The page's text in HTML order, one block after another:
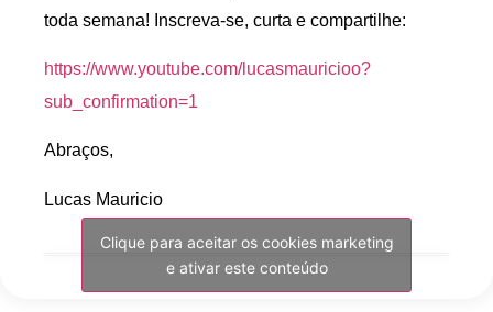
toda semana! Inscreva-se, curta e compartilhe:
https://www.youtube.com/lucasmauricioo?
sub_confirmation=1
Abraços,
Lucas Mauricio
Clique para aceitar os cookies marketing
e ativar este conteúdo